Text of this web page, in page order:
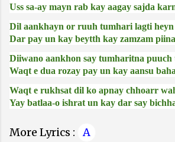
Uss sa-ay mayn rab kay aagay sajda
Dil aankhayn or ruuh tumhari lagti
Dar pay un kay beytth kay zamzam
Diiwano aankhon say tumharitna puuch
Waqt e dua rozay pay un kay aansu
Waqt e rukhsat dil ko apnay chhoarr
Yay batlaa-o ishrat un kay dar say
More Lyrics : A